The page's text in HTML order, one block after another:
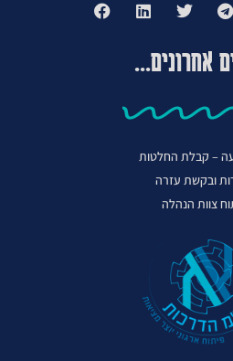
אחרונים...
– קבלת החלטות
ובקשת עזרה
צוות הנהלה